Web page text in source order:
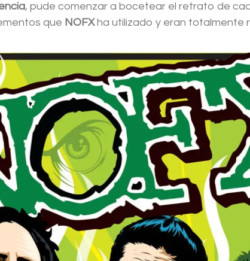
, pude comenzar a bocetear el retrato de
que NOFXha utilizado y eran totalmente